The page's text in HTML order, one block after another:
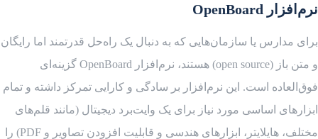
نرم‌افزار OpenBoard
برای مدارس یا سازمان‌هایی که به دنبال یک راه‌حل قدرتمند اما رایگان
و متن باز (open source) هستند، نرم‌افزار OpenBoard گزینه‌ای
فوق‌العاده است. این نرم‌افزار بر سادگی و کارایی تمرکز داشته و تمام
ابزارهای اساسی مورد نیاز برای یک وایت‌برد دیجیتال (مانند قلم‌های
مختلف، هایلایتر، ابزارهای هندسی و قابلیت افزودن تصاویر و PDF) را